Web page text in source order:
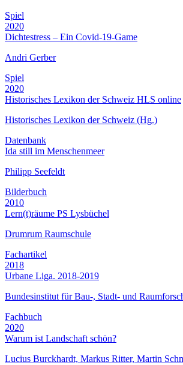
Spiel
2020
Dichtestress – Ein Covid-19-Game
Andri Gerber
Spiel
2020
Historisches Lexikon der Schweiz HLS online
Historisches Lexikon der Schweiz (Hg.)
Datenbank
Ida still im Menschenmeer
Philipp Seefeldt
Bilderbuch
2010
Lern(t)räume PS Lysbüchel
Drumrum Raumschule
Fachartikel
2018
Urbane Liga. 2018-2019
Bundesinstitut für Bau-, Stadt- und
Fachbuch
2020
Warum ist Landschaft schön?
Lucius Burckhardt, Markus Ritter, Martin